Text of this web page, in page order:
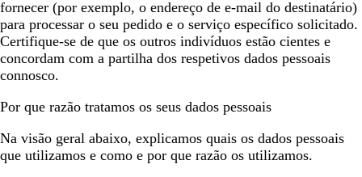
fornecer (por exemplo, o endereço de e-mail do destinatário)
para processar o seu pedido e o serviço específico solicitado.
Certifique-se de que os outros indivíduos estão cientes e
concordam com a partilha dos respetivos dados pessoais
connosco.
Por que razão tratamos os seus dados pessoais
Na visão geral abaixo, explicamos quais os dados pessoais
que utilizamos e como e por que razão os utilizamos.